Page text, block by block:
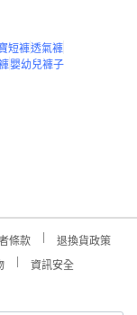
短褲透氣褲
嬰幼兒褲子
條款
退換貨政策
資訊安全